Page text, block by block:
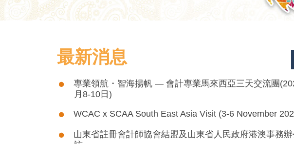
最新消息
專業領航・智海揚帆 — 會計專業馬來西亞三天交流團
月8-10日)
WCAC x SCAA South East Asia Visit (3-6 November
山東省註冊會計師協會結盟及山東省人民政府港澳事務辦